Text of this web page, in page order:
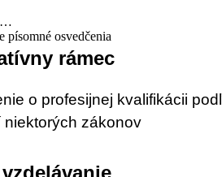
písomné osvedčenia
rámec
o profesijnej kvalifikácii
niektorých zákonov